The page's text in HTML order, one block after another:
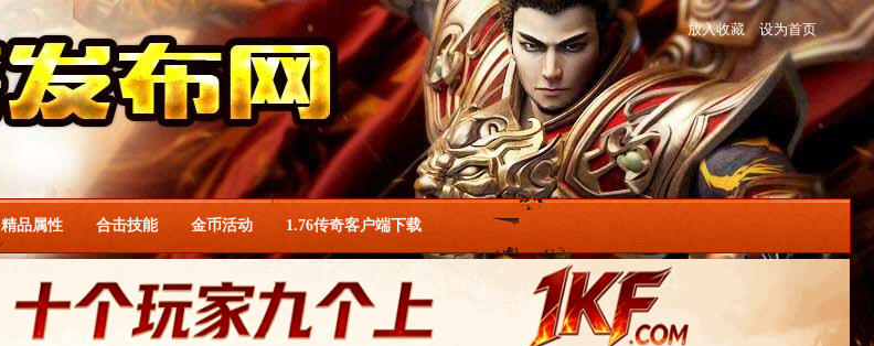
放入收藏 设为首页
精品属性 合击技能 金币活动 1.76传奇客户端下载